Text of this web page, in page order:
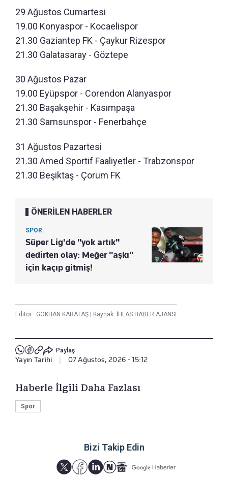
29 Ağustos Cumartesi
19.00 Konyaspor - Kocaelispor
21.30 Gaziantep FK - Çaykur Rizespor
21.30 Galatasaray - Göztepe
30 Ağustos Pazar
19.00 Eyüpspor - Corendon Alanyaspor
21.30 Başakşehir - Kasımpaşa
21.30 Samsunspor - Fenerbahçe
31 Ağustos Pazartesi
21.30 Amed Sportif Faaliyetler - Trabzonspor
21.30 Beşiktaş - Çorum FK
ÖNERİLEN HABERLER
SPOR
Süper Lig'de "yok artık"
dedirten olay: Meğer "aşkı"
için kaçıp gitmiş!
Editör : GÖKHAN KARATAŞ | Kaynak: İHLAS HABER AJANSI
Paylaş
Yayın Tarihi 07 Ağustos, 2026 - 15:12
Haberle İlgili Daha Fazlası
Spor
Bizi Takip Edin